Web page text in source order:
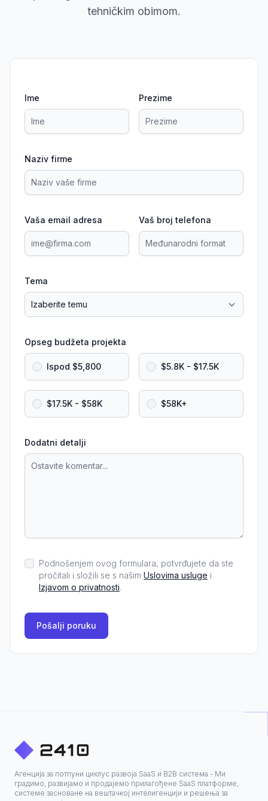
tehničkim obimom.
Ime Prezime
Naziv firme
Vaša email adresa Vaš broj telefona
Tema
Opseg budžeta projekta
Ispod $5,800 $5.8K - $17.5K
$17.5K - $58K $58K+
Dodatni detalji
Podnošenjem ovog formulara, potvrđujete da ste
pročitali i složili se s našim Uslovima usluge i
Izjavom o privatnosti.
Pošalji poruku
Агенција за потпуни циклус развоја SaaS и B2B система - Ми
градимо, развијамо и продајемо прилагођене SaaS платформе,
системе засноване на вештачкој интелигенцији и решења за